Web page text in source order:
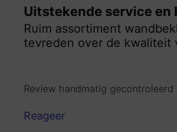
Uitstekende service en
Ruim assortiment
tevreden over de kwaliteit
Review handmatig gecontroleerd
Reageer